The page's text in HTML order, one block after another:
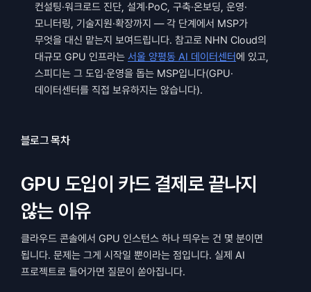
컨설팅·워크로드 진단, 설계·PoC, 구축·온보딩, 운영·
모니터링, 기술지원·확장까지 — 각 단계에서 MSP가
무엇을 대신 맡는지 보여드립니다. 참고로 NHN Cloud의
대규모 GPU 인프라는 서울 양평동 AI 데이터센터에 있고,
스피디는 그 도입·운영을 돕는 MSP입니다(GPU·
데이터센터를 직접 보유하지는 않습니다).
블로그 목차
GPU 도입이 카드 결제로 끝나지
않는 이유
클라우드 콘솔에서 GPU 인스턴스 하나 띄우는 건 몇 분이면
됩니다. 문제는 그게 시작일 뿐이라는 점입니다. 실제 AI
프로젝트로 들어가면 질문이 쏟아집니다.